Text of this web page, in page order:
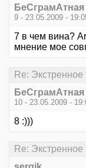
БеСграмАтная
9 - 23.05.2009 -
7 в чем вина?
мнение мое
Re:
БеСграмАтная
10 - 23.05.2009 -
8 :)))
Re: